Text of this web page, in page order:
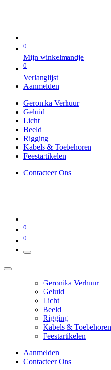
0
Mijn winkelmandje
0
Verlanglijst
Aanmelden
Geronika Verhuur
Geluid
Licht
Beeld
Rigging
Kabels & Toebehoren
Feestartikelen
Contacteer Ons
0
0
Geronika Verhuur
Geluid
Licht
Beeld
Rigging
Kabels & Toebehoren
Feestartikelen
Aanmelden
Contacteer Ons